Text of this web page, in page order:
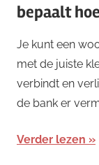
bepaalt
Je kunt een
met de juiste
verbindt en
de bank er
Verder lezen